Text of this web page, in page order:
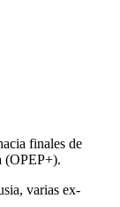
finales de
(OPEP+).
varias ex-